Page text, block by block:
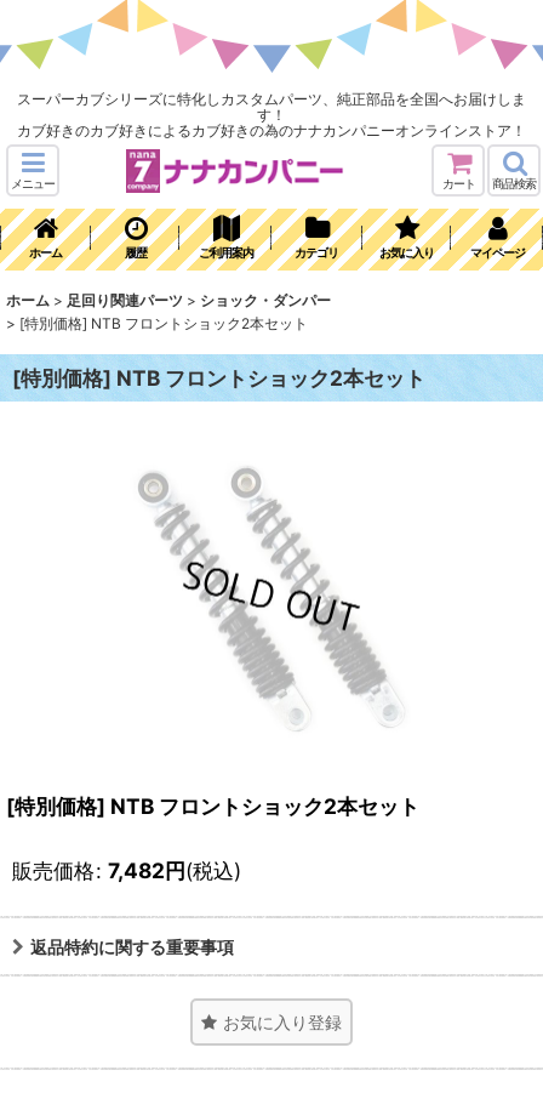
スーパーカブシリーズに特化しカスタムパーツ、純正部品を全国へお届けしま
す！
カブ好きのカブ好きによるカブ好きの為のナナカンパニーオンラインストア！
メニュー カート 商品検索
ホーム 履歴 ご利用案内 カテゴリ お気に入り マイページ
ホーム > 足回り関連パーツ > ショック・ダンパー
> [特別価格] NTB フロントショック2本セット
[特別価格] NTB フロントショック2本セット
[特別価格] NTB フロントショック2本セット
販売価格: 7,482円(税込)
返品特約に関する重要事項
お気に入り登録